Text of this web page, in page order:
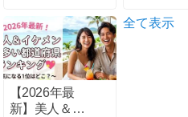
【2026年最
新】美人＆イ
全て表示